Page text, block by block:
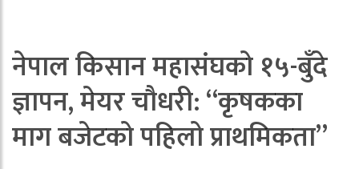
नेपाल किसान महासंघको १५-बुँदे
ज्ञापन, मेयर चौधरी: “कृषकका
माग बजेटको पहिलो प्राथमिकता”